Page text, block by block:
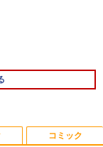
ThinkPad
モバイル ビジネ
士通 ESPRIMO
Windows11 Cele
証 wd2670 中古
インチ 200Hz /
1ms pcモニタ
パソコン モニタ
コミック